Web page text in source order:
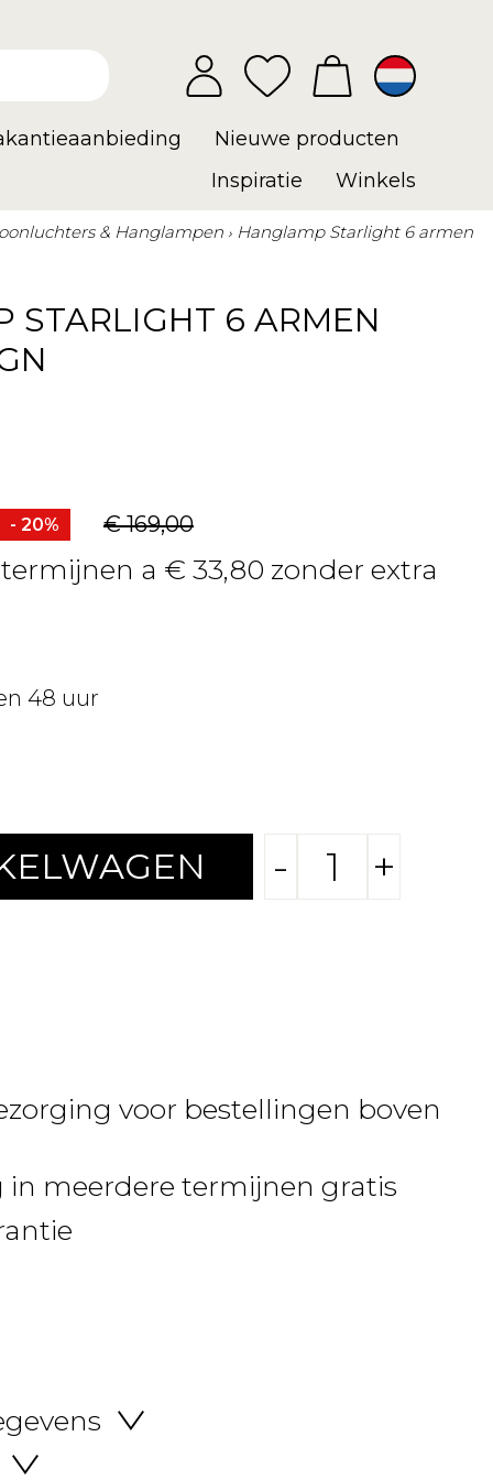
Nieuwe producten
Inspiratie
Winkels
& Hanglampen
Hanglamp Starlight 6 armen
STARLIGHT 6 ARMEN
- 20% € 169,00
a € 33,80 zonder extra
48 uur
- +
voor bestellingen boven
in meerdere termijnen gratis